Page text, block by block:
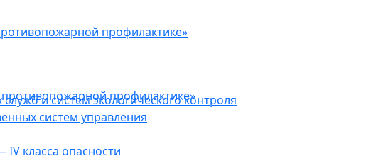
профилактике»
и систем экологического контроля
систем управления
класса опасности
профилактике»